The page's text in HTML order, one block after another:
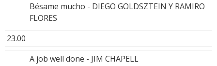
Bésame mucho - DIEGO GOLDSZTEIN Y RAMIRO
FLORES
23.00
A job well done - JIM CHAPELL